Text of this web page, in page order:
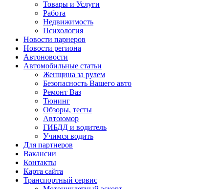
Товары и Услуги
Работа
Недвижимость
Психология
Новости парнеров
Новости региона
Автоновости
Автомобильные статьи
Женщина за рулем
Безопасность Вашего авто
Ремонт Ваз
Тюнинг
Обзоры, тесты
Автоюмор
ГИБДД и водитель
Учимся водить
Для партнеров
Вакансии
Контакты
Карта сайта
Транспортный сервис